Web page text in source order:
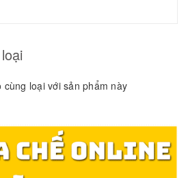
cùng loại với sản phẩm này